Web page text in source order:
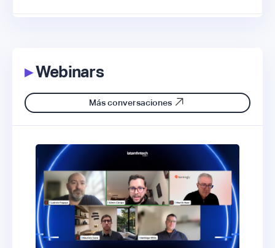
▸Webinars
Más conversaciones